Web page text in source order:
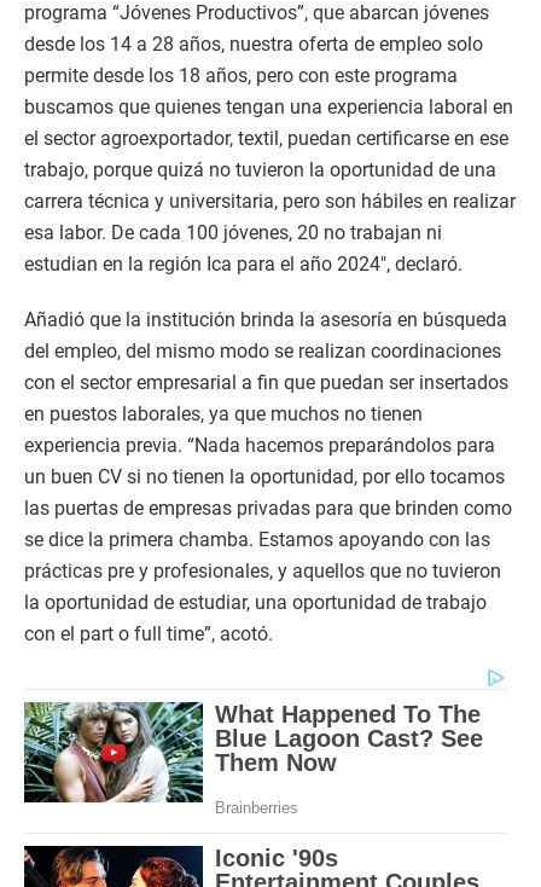
programa “Jóvenes Productivos”, que abarcan jóvenes
desde los 14 a 28 años, nuestra oferta de empleo solo
permite desde los 18 años, pero con este programa
buscamos que quienes tengan una experiencia laboral en
el sector agroexportador, textil, puedan certificarse en ese
trabajo, porque quizá no tuvieron la oportunidad de una
carrera técnica y universitaria, pero son hábiles en realizar
esa labor. De cada 100 jóvenes, 20 no trabajan ni
estudian en la región Ica para el año 2024″, declaró.
Añadió que la institución brinda la asesoría en búsqueda
del empleo, del mismo modo se realizan coordinaciones
con el sector empresarial a fin que puedan ser insertados
en puestos laborales, ya que muchos no tienen
experiencia previa. “Nada hacemos preparándolos para
un buen CV si no tienen la oportunidad, por ello tocamos
las puertas de empresas privadas para que brinden como
se dice la primera chamba. Estamos apoyando con las
prácticas pre y profesionales, y aquellos que no tuvieron
la oportunidad de estudiar, una oportunidad de trabajo
con el part o full time”, acotó.